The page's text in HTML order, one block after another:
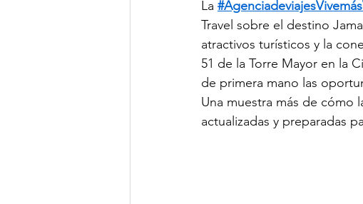
La
Travel sobre el destino
atractivos turísticos y la
51 de la Torre Mayor en la
de primera mano las
Una muestra más de cómo
actualizadas y preparadas